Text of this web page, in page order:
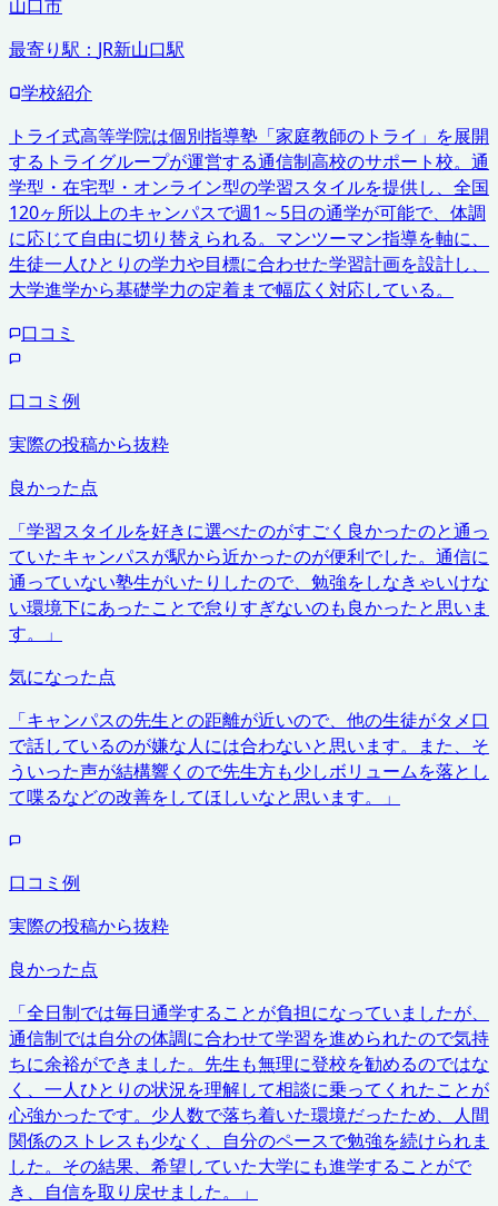
山口市
最寄り駅： JR新山口駅
学校紹介
トライ式高等学院は個別指導塾「家庭教師のトライ」を展開
するトライグループが運営する通信制高校のサポート校。通
学型・在宅型・オンライン型の学習スタイルを提供し、全国
120ヶ所以上のキャンパスで週1～5日の通学が可能で、体調
に応じて自由に切り替えられる。マンツーマン指導を軸に、
生徒一人ひとりの学力や目標に合わせた学習計画を設計し、
大学進学から基礎学力の定着まで幅広く対応している。
口コミ
口コミ例
実際の投稿から抜粋
良かった点
「学習スタイルを好きに選べたのがすごく良かったのと通っ
ていたキャンパスが駅から近かったのが便利でした。通信に
通っていない塾生がいたりしたので、勉強をしなきゃいけな
い環境下にあったことで怠りすぎないのも良かったと思いま
す。
」
気になった点
「キャンパスの先生との距離が近いので、他の生徒がタメ口
で話しているのが嫌な人には合わないと思います。また、そ
ういった声が結構響くので先生方も少しボリュームを落とし
て喋るなどの改善をしてほしいなと思います。
」
口コミ例
実際の投稿から抜粋
良かった点
「全日制では毎日通学することが負担になっていましたが、
通信制では自分の体調に合わせて学習を進められたので気持
ちに余裕ができました。先生も無理に登校を勧めるのではな
く、一人ひとりの状況を理解して相談に乗ってくれたことが
心強かったです。少人数で落ち着いた環境だったため、人間
関係のストレスも少なく、自分のペースで勉強を続けられま
した。その結果、希望していた大学にも進学することがで
き、自信を取り戻せました。
」